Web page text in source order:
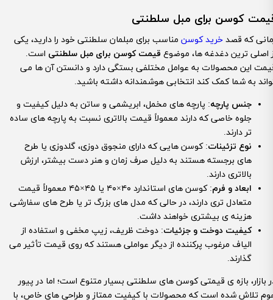
کوسن برای مبل سلطنتی
که قصد خرید کوسن مناسب برای مبلمان سلطنتی خود را دارید، یکی
اصلی ترین دغدغه ها، موضوع قیمت کوسن برای مبل سلطنتی است.
این محصولات به عوامل مختلفی بستگی دارد و دانستن آن ها می
به شما کمک کند انتخابی هوشمندانه داشته باشید.
جنس پارچه: پارچه های مخمل، ابریشمی و ساتن به دلیل کیفیت و
جلوه خاصی که دارند معمولاً قیمت بالاتری نسبت به پارچه های ساده
تر دارند.
نوع تزئینات: کوسن هایی که دارای منجوق دوزی، گلدوزی یا طرح
های برجسته هستند به دلیل صرف زمان و هنر دست بیشتر، ارزش
بالاتری دارند.
ابعاد و فرم
: کوسن های استاندارد ۴۰×۴۰ یا ۴۵×۴۵ معمولاً قیمت
متعادل تری دارند، در حالی که مدل های بزرگ تر یا طرح های سفارشی
هزینه ی بیشتری خواهند داشت.
کیفیت دوخت و جزئیات: دوخت ظریف، زیپ مخفی و استفاده از
الیاف مرغوب پرکننده از دیگر عواملی هستند که روی قیمت تأثیر می
گذارند.
بازار، بازه ی قیمتی کوسن های سلطنتی بسیار متنوع است؛ اما در پیور
تلاش شده است که محصولات با کیفیت ممتاز و طراحی های خاص، با